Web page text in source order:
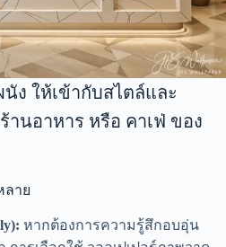
ง ให้เข้ากับสไตล์และ
านอาหาร หรือ คาเฟ่ ของ
ลาย
หากต้องการความรู้สึกอบอุ่น